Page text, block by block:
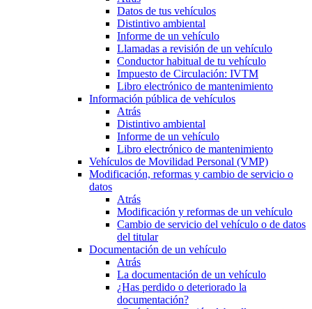
Datos de tus vehículos
Distintivo ambiental
Informe de un vehículo
Llamadas a revisión de un vehículo
Conductor habitual de tu vehículo
Impuesto de Circulación: IVTM
Libro electrónico de mantenimiento
Información pública de vehículos
Atrás
Distintivo ambiental
Informe de un vehículo
Libro electrónico de mantenimiento
Vehículos de Movilidad Personal (VMP)
Modificación, reformas y cambio de servicio o
datos
Atrás
Modificación y reformas de un vehículo
Cambio de servicio del vehículo o de datos
del titular
Documentación de un vehículo
Atrás
La documentación de un vehículo
¿Has perdido o deteriorado la
documentación?